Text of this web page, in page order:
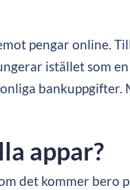
pengar online.
istället som
bankuppgifter.
appar?
det kommer bero